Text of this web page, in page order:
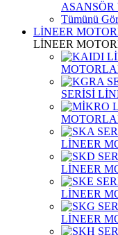
Tümünü Gör
LİNEER
LİNEER
SERİSİ
LİNEER
LİNEER
LİNEER
LİNEER